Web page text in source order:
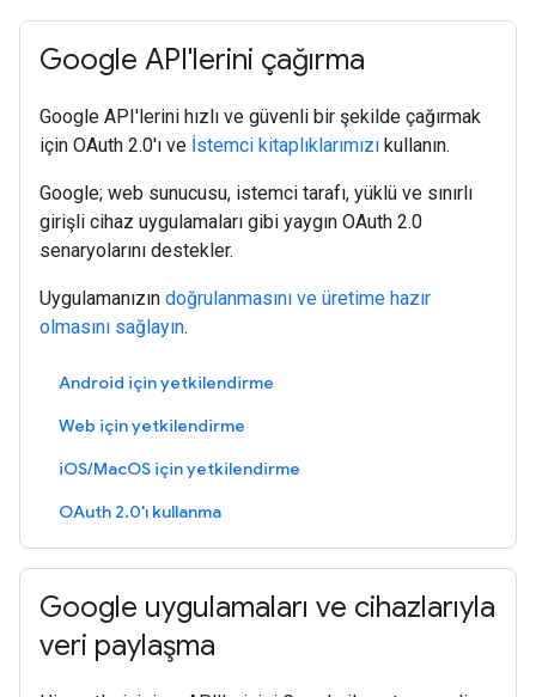
Google API'lerini çağırma
Google API'lerini hızlı ve güvenli bir şekilde çağırmak
için OAuth 2.0'ı ve İstemci kitaplıklarımızı kullanın.
Google; web sunucusu, istemci tarafı, yüklü ve sınırlı
girişli cihaz uygulamaları gibi yaygın OAuth 2.0
senaryolarını destekler.
Uygulamanızın doğrulanmasını ve üretime hazır
olmasını sağlayın.
Android için yetkilendirme
Web için yetkilendirme
iOS/MacOS için yetkilendirme
OAuth 2.0'ı kullanma
Google uygulamaları ve cihazlarıyla
veri paylaşma